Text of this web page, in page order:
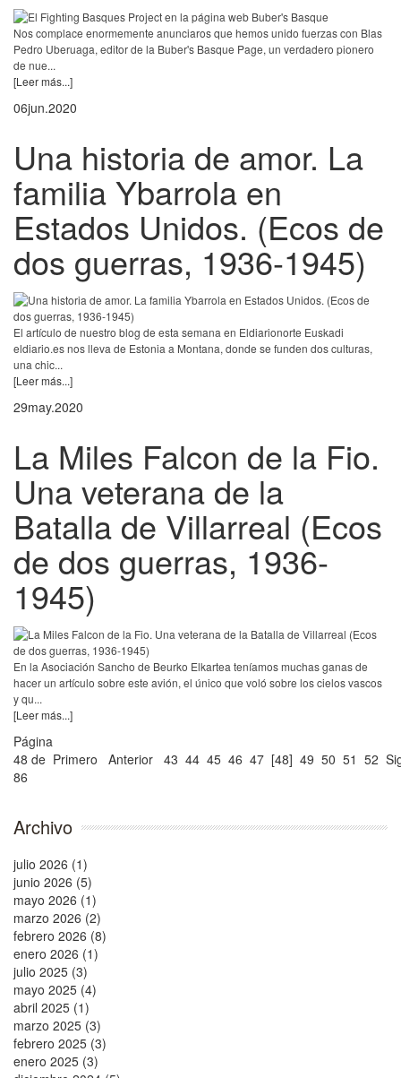
Nos complace enormemente anunciaros que hemos unido fuerzas con Blas
Pedro Uberuaga, editor de la Buber's Basque Page, un verdadero pionero
de nue...
[Leer más...]
06jun.2020
Una historia de amor. La
familia Ybarrola en
Estados Unidos. (Ecos de
dos guerras, 1936-1945)
El artículo de nuestro blog de esta semana en Eldiarionorte Euskadi
eldiario.es nos lleva de Estonia a Montana, donde se funden dos culturas,
una chic...
[Leer más...]
29may.2020
La Miles Falcon de la Fio.
Una veterana de la
Batalla de Villarreal (Ecos
de dos guerras, 1936-
1945)
En la Asociación Sancho de Beurko Elkartea teníamos muchas ganas de
hacer un artículo sobre este avión, el único que voló sobre los cielos vascos
y qu...
[Leer más...]
Página
48 de
86
Primero Anterior 43 44 45 46 47 [48] 49 50 51 52
Archivo
julio 2026 (1)
junio 2026 (5)
mayo 2026 (1)
marzo 2026 (2)
febrero 2026 (8)
enero 2026 (1)
julio 2025 (3)
mayo 2025 (4)
abril 2025 (1)
marzo 2025 (3)
febrero 2025 (3)
enero 2025 (3)